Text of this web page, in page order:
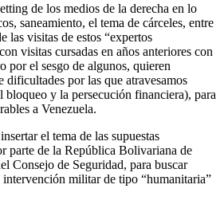
de los medios de la derecha en lo
saneamiento, el tema de cárceles, entre
las visitas de estos “expertos
visitas cursadas en años anteriores con
por el sesgo de algunos, quieren
dificultades por las que atravesamos
bloqueo y la persecución financiera), para
a Venezuela.
el tema de las supuestas
parte de la República Bolivariana de
Consejo de Seguridad, para buscar
militar de tipo “humanitaria”